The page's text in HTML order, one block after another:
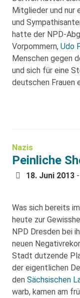
Mitglieder und nur
und
hatte der NPD-
Vorpommern, Udo
Menschen gegen
und sich für eine
deutschen Frauen
Nazis
Peinliche
18. Juni 2013
Was sich bereits
heute zur
NPD Dresden bei
neuen
Stadt dutzende
der eigentlichen
den Sächsischen
warb, kamen am